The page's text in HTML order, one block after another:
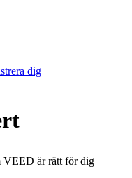
dig
VEED är rätt för dig